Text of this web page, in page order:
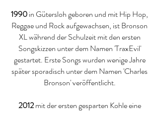
1990in Gütersloh geboren und mit Hip Hop,
Reggae und Rock aufgewachsen, ist Bronson
XL während der Schulzeit mit den ersten
Songskizzen unter dem Namen 'TraxEvil'
gestartet. Erste Songs wurden wenige Jahre
später sporadisch unter dem Namen 'Charles
Bronson' veröffentlicht.
2012mit der ersten gesparten Kohle eine